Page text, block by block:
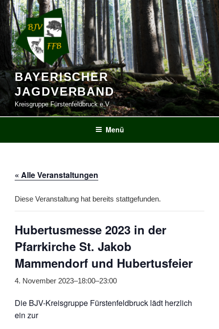
Zum
Inhalt
springen
BAYERISCHER
JAGDVERBAND
Kreisgruppe Fürstenfeldbruck e.V.
Menü
« Alle Veranstaltungen
Diese Veranstaltung hat bereits stattgefunden.
Hubertusmesse 2023 in der
Pfarrkirche St. Jakob
Mammendorf und Hubertusfeier
4. November 2023–18:00–23:00
Die BJV-Kreisgruppe Fürstenfeldbruck lädt herzlich
ein zur